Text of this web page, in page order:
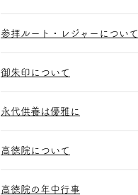
参拝ルート・レジャーについて
御朱印について
永代供養は優雅に
高徳院について
高徳院の年中行事